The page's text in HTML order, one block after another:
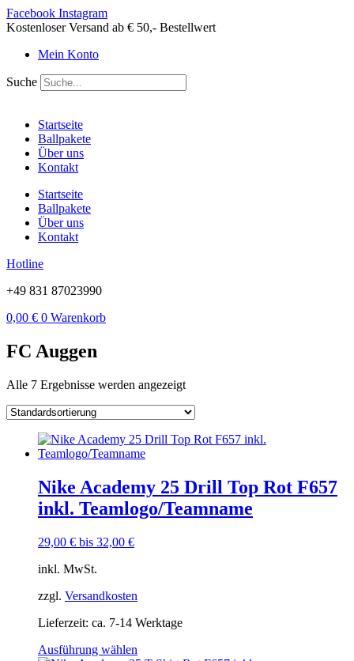
Zum
Inhalt
Facebook Instagram
Kostenloser Versand ab € 50,- Bestellwert
Mein Konto
Suche
Startseite
Ballpakete
Über uns
Kontakt
Startseite
Ballpakete
Über uns
Kontakt
Hotline
+49 831 87023990
0,00 € 0 Warenkorb
FC Auggen
Alle 7 Ergebnisse werden angezeigt
Nike Academy 25 Drill Top Rot F657
inkl. Teamlogo/Teamname
29,00 € bis 32,00 €
inkl. MwSt.
zzgl. Versandkosten
Lieferzeit: ca. 7-14 Werktage
Ausführung wählen